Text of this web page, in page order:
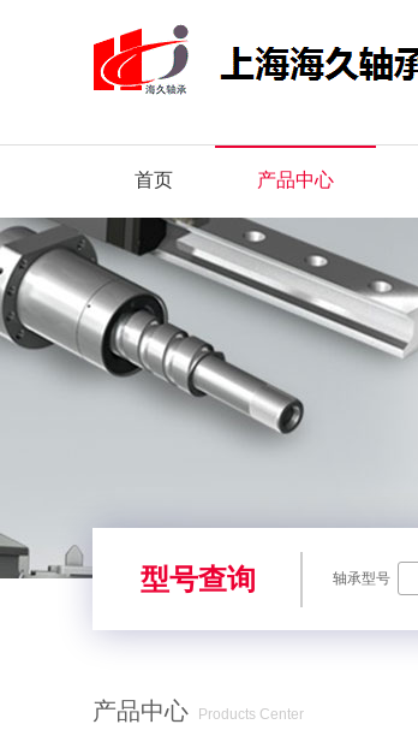
首页 产品中心
型号查询 轴承型号
产品中心
Products Center